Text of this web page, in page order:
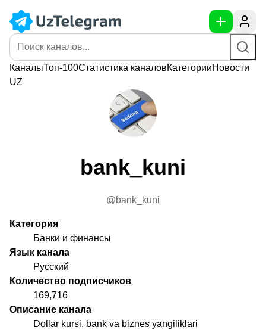
КаналыТоп-100Статистика каналовКатегорииНовости
UZ
bank_kuni
@bank_kuni
Категория
Банки и финансы
Язык канала
Русский
Количество подписчиков
169,716
Описание канала
Dollar kursi, bank va biznes yangiliklari